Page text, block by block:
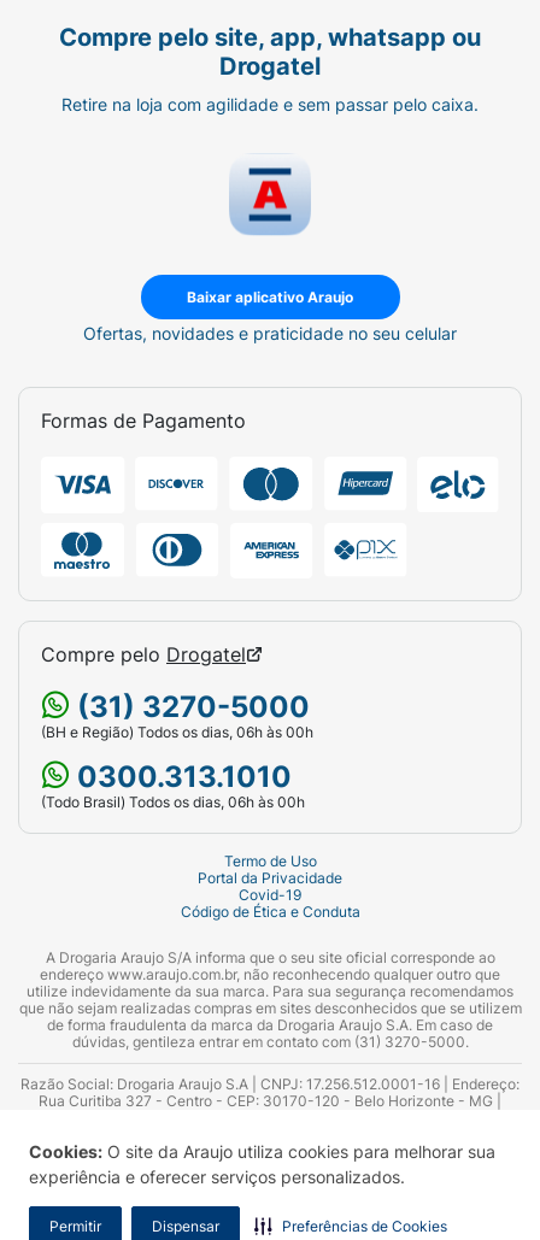
Cookies: O site da Araujo utiliza cookies para melhorar sua
experiência e oferecer serviços personalizados.
Permitir Dispensar Preferências de Cookies
Compre pelo site, app, whatsapp ou
Drogatel
Retire na loja com agilidade e sem passar pelo caixa.
Baixar aplicativo Araujo
Ofertas, novidades e praticidade no seu celular
Formas de Pagamento
Compre pelo Drogatel
(31) 3270-5000
(BH e Região) Todos os dias, 06h às 00h
0300.313.1010
(Todo Brasil) Todos os dias, 06h às 00h
Termo de Uso
Portal da Privacidade
Covid-19
Código de Ética e Conduta
A Drogaria Araujo S/A informa que o seu site oficial corresponde ao
endereço www.araujo.com.br, não reconhecendo qualquer outro que
utilize indevidamente da sua marca. Para sua segurança recomendamos
que não sejam realizadas compras em sites desconhecidos que se utilizem
de forma fraudulenta da marca da Drogaria Araujo S.A. Em caso de
dúvidas, gentileza entrar em contato com (31) 3270-5000.
Razão Social: Drogaria Araujo S.A | CNPJ: 17.256.512.0001-16 | Endereço:
Rua Curitiba 327 - Centro - CEP: 30170-120 - Belo Horizonte - MG |
Azevedo Guimarães – CRF 10.965 | Yasmin Silva Alvarenga – CRF 52.584 -
Consultor substituto: Thiago Aguiar Pinheiro - CRF Nº 13.748. Alvará
Sanitário: 2025020713 | Autorização de Funcionamento da Empresa (AFE):